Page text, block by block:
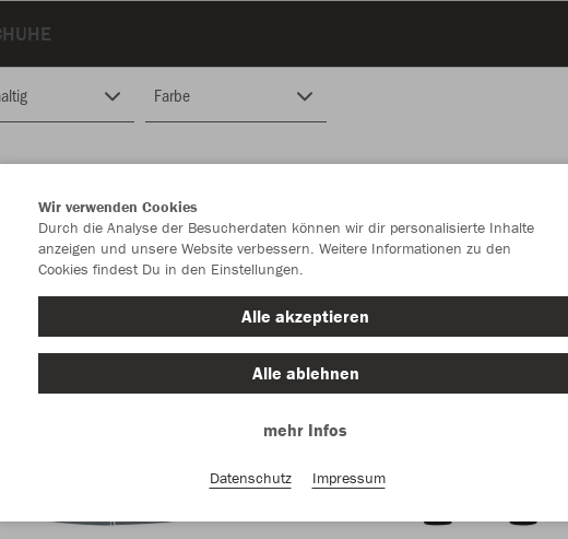
Farbe
Wir verwenden Cookies
Durch die Analyse der Besucherdaten können wir dir personalisierte Inhalte
anzeigen und unsere Website verbessern. Weitere Informationen zu den
Cookies findest Du in den Einstellungen.
Alle akzeptieren
Alle ablehnen
mehr Infos
Datenschutz Impressum